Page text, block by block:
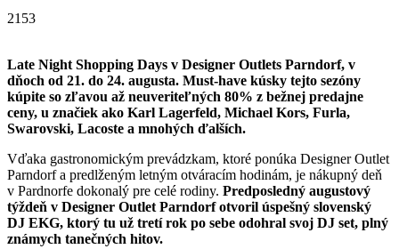
2153
Late Night Shopping Days v Designer Outlets Parndorf, v
dňoch od 21. do 24. augusta. Must-have kúsky tejto sezóny
kúpite so zľavou až neuveriteľných 80% z bežnej predajne
ceny, u značiek ako Karl Lagerfeld, Michael Kors, Furla,
Swarovski, Lacoste a mnohých ďalších.
Vďaka gastronomickým prevádzkam, ktoré ponúka Designer Outlet
Parndorf a predlženým letným otváracím hodinám, je nákupný deň
v Pardnorfe dokonalý pre celé rodiny. Predposledný augustový
týždeň v Designer Outlet Parndorf otvoril úspešný slovenský
DJ EKG, ktorý tu už tretí rok po sebe odohral svoj DJ set, plný
známych tanečných hitov.